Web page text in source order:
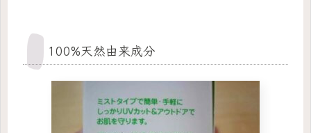
100%天然由来成分